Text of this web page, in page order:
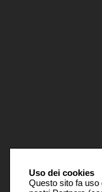
Uso dei cookies
Questo sito fa uso